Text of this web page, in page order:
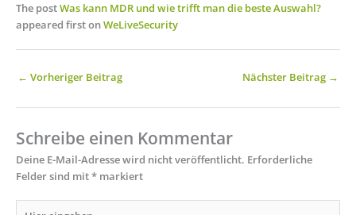
The postWas kann MDR und wie trifft man die beste Auswahl?
appeared first onWeLiveSecurity
← Vorheriger Beitrag Nächster Beitrag →
Schreibe einen Kommentar
Deine E-Mail-Adresse wird nicht veröffentlicht. Erforderliche
Felder sind mit* markiert